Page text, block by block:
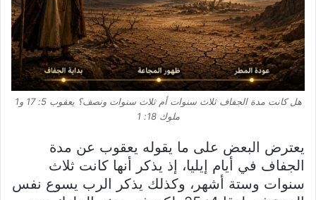
هل كانت مدة الجفاف ثلاث سنوات أم ثلاث سنوات ونصف؟ يعقوب 5: 17 و1
ملوك 18: 1
يعترض البعض على ما يقوله يعقوب عن مدة
الجفاف في أيام إيليا، إذ يذكر أنها كانت ثلاث
سنوات وستة أشهر، وكذلك يذكر الرب يسوع نفس